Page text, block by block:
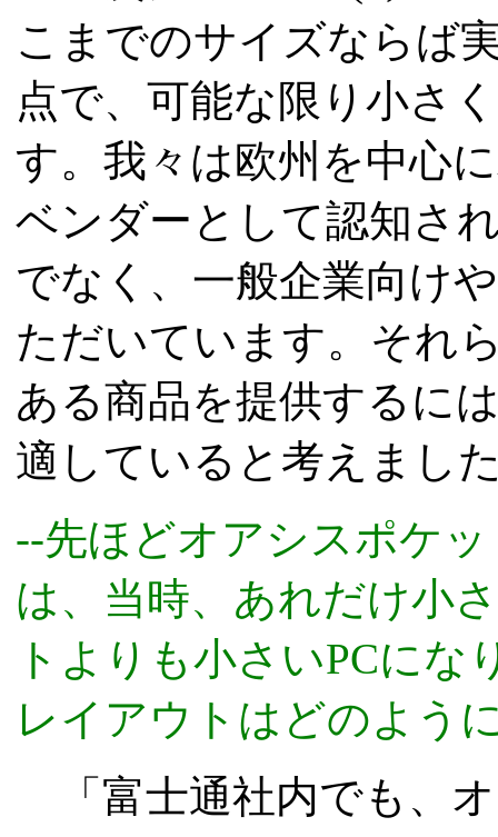
こまでのサイズならば
点で、可能な限り小さ
す。我々は欧州を中心
ベンダーとして認知さ
でなく、一般企業向け
ただいています。それ
ある商品を提供するに
適していると考えまし
--先ほどオアシスポケ
は、当時、あれだけ小
トよりも小さいPCに
レイアウトはどのよう
「富士通社内でも、